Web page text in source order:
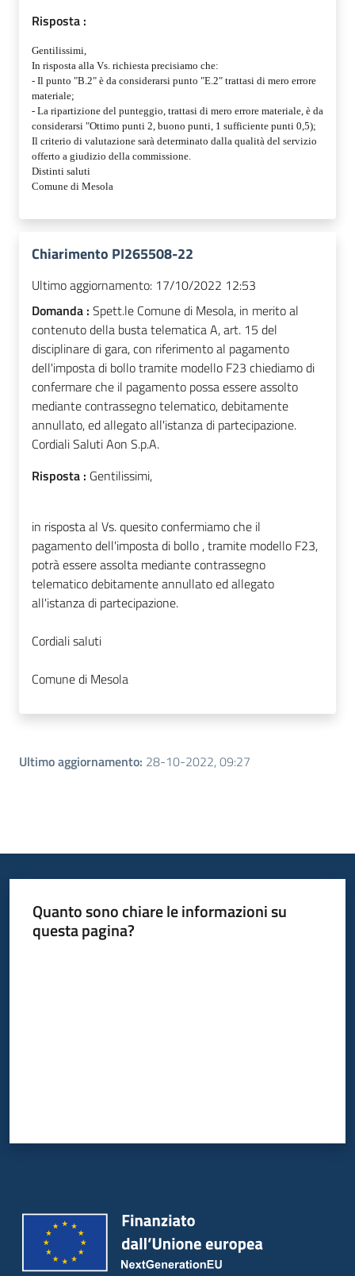
Risposta :
Gentilissimi,
In risposta alla Vs. richiesta precisiamo che:
- Il punto "B.2" è da considerarsi punto "E.2" trattasi di mero errore
materiale;
- La ripartizione del punteggio, trattasi di mero errore materiale, è da
considerarsi "Ottimo punti 2, buono punti, 1 sufficiente punti 0,5);
Il criterio di valutazione sarà determinato dalla qualità del servizio
offerto a giudizio della commissione.
Distinti saluti
Comune di Mesola
Chiarimento PI265508-22
Ultimo aggiornamento: 17/10/2022 12:53
Domanda : Spett.le Comune di Mesola, in merito al
contenuto della busta telematica A, art. 15 del
disciplinare di gara, con riferimento al pagamento
dell'imposta di bollo tramite modello F23 chiediamo di
confermare che il pagamento possa essere assolto
mediante contrassegno telematico, debitamente
annullato, ed allegato all'istanza di partecipazione.
Cordiali Saluti Aon S.p.A.
Risposta : Gentilissimi,
in risposta al Vs. quesito confermiamo che il
pagamento dell'imposta di bollo , tramite modello F23,
potrà essere assolta mediante contrassegno
telematico debitamente annullato ed allegato
all'istanza di partecipazione.
Cordiali saluti
Comune di Mesola
Ultimo aggiornamento: 28-10-2022, 09:27
Quanto sono chiare le informazioni su
questa pagina?